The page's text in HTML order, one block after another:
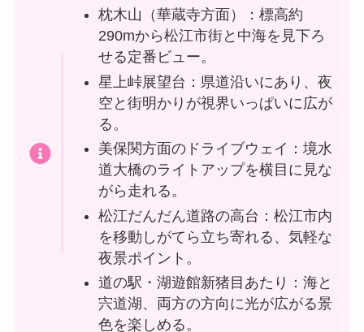
枕木山（華蔵寺方面）：標高約
290mから松江市街と中海を見下ろ
せる定番ビュー。
星上峠展望台：県道沿いにあり、夜
空と街明かりが視界いっぱいに広が
る。
美保関方面のドライブウェイ：境水
道大橋のライトアップを横目に見な
がら走れる。
松江だんだん道路の高台：松江市内
を移動しがてら立ち寄れる、気軽な
夜景ポイント。
道の駅・湖遊館新猪目あたり：海と
宍道湖、両方の方向に光が広がる景
色を楽しめる。